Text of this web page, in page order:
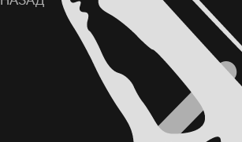
ВОЗМОЖНА ОПЛАТА ЧАСТЯМИ ЧЕРЕЗ
СЕРВИС «ДОЛЯМИ» ОТ Т-БАНКА